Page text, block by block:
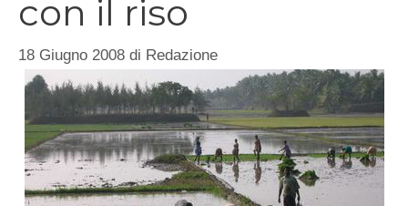
con il riso
18 Giugno 2008 di Redazione